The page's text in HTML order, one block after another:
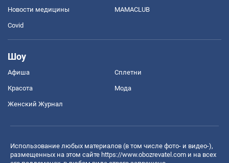
Новости медицины MAMACLUB
Covid
Шоу
Афиша Сплетни
Красота Мода
Женский Журнал
Использование любых материалов (в том числе фото- и видео-),
размещенных на этом сайте https://www.obozrevatel.com и на всех